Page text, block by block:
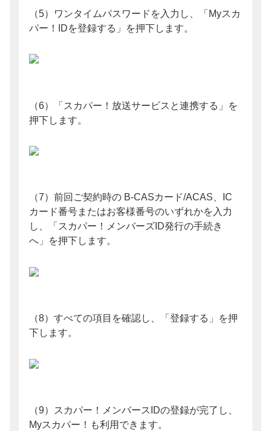
（5）ワンタイムパスワードを入力し、「Myスカ
パー！IDを登録する」を押下します。
（6）「スカパー！放送サービスと連携する」を
押下します。
（7）前回ご契約時の B-CASカード/ACAS、IC
カード番号またはお客様番号のいずれかを入力
し、「スカパー！メンバーズID発行の手続き
へ」を押下します。
（8）すべての項目を確認し、「登録する」を押
下します。
（9）スカパー！メンバースIDの登録が完了し、
Myスカパー！も利用できます。